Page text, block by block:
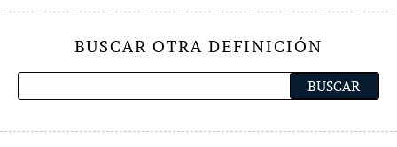
BUSCAR OTRA DEFINICIÓN